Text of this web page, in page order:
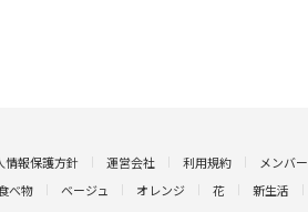
情報保護方針 運営会社 利用規約 メンバー
べ物 ベージュ オレンジ 花 新生活